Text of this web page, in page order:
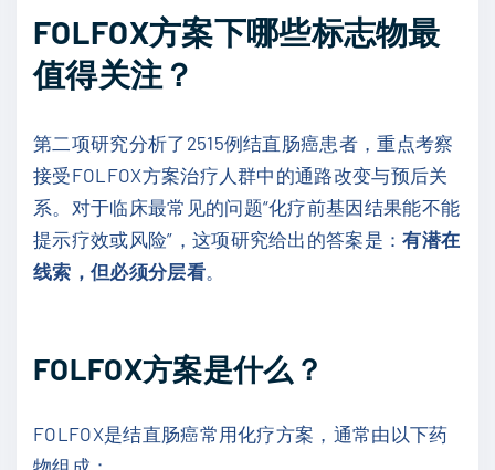
FOLFOX方案下哪些标志物最
值得关注？
第二项研究分析了2515例结直肠癌患者，重点考察
接受FOLFOX方案治疗人群中的通路改变与预后关
系。对于临床最常见的问题“化疗前基因结果能不能
提示疗效或风险”，这项研究给出的答案是：有潜在
线索，但必须分层看。
FOLFOX方案是什么？
FOLFOX是结直肠癌常用化疗方案，通常由以下药
物组成：